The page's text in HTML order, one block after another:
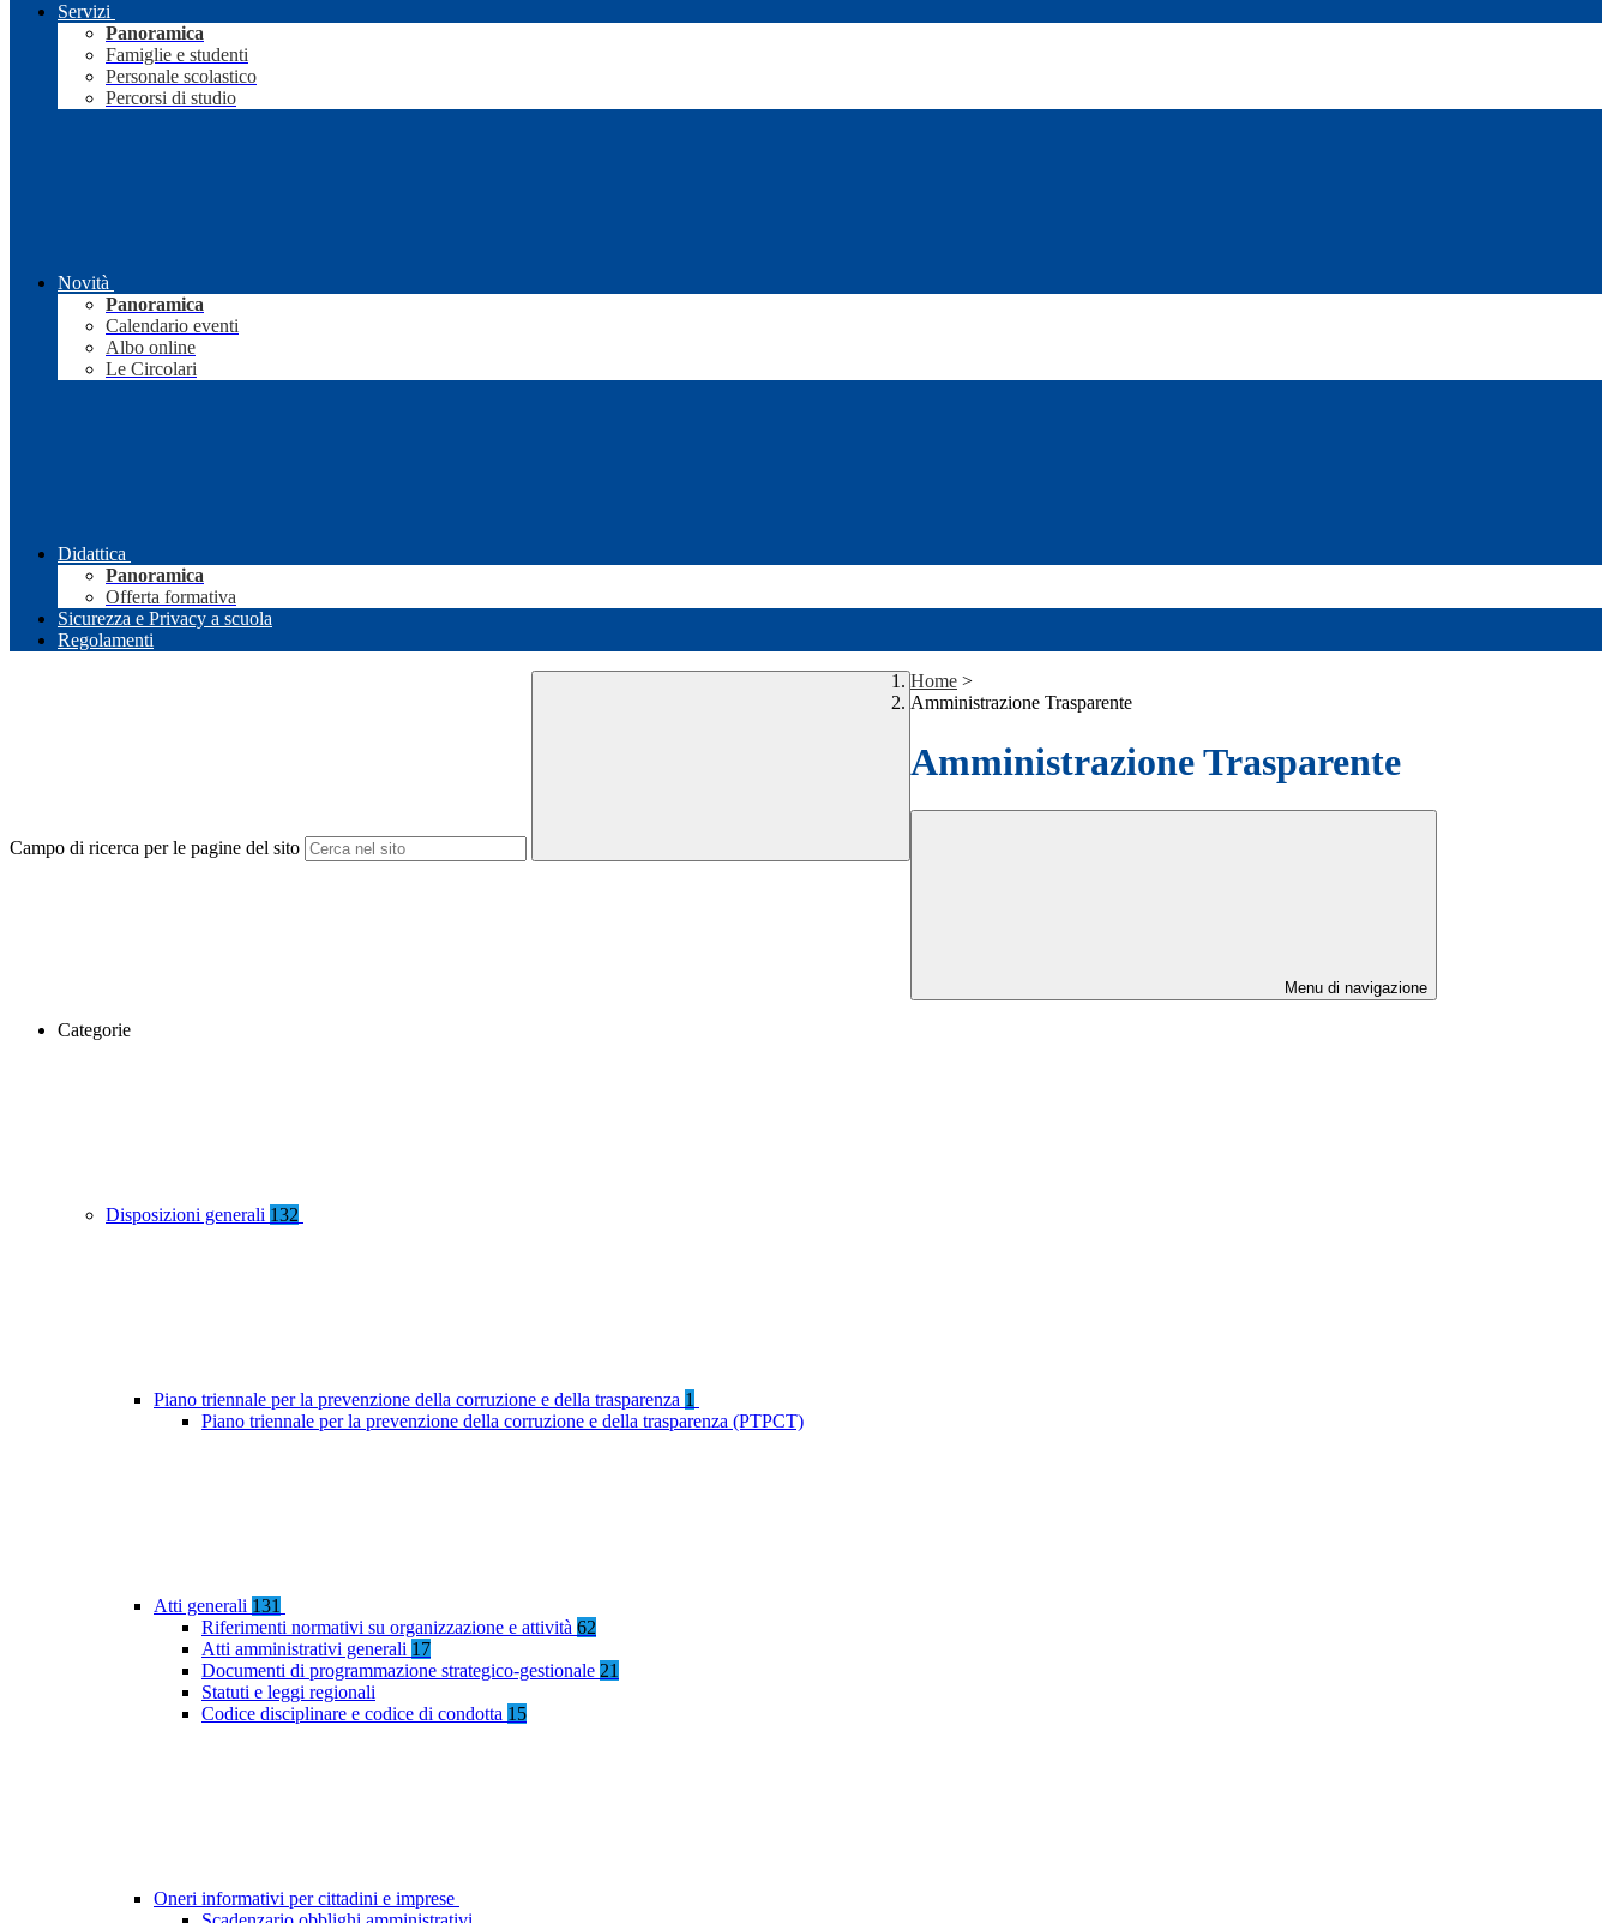
Servizi
Panoramica
Famiglie e studenti
Personale scolastico
Percorsi di studio
Novità
Panoramica
Calendario eventi
Albo online
Le Circolari
Didattica
Panoramica
Offerta formativa
Sicurezza e Privacy a scuola
Regolamenti
Campo di ricerca per le pagine del sito
Home >
Amministrazione Trasparente
Amministrazione Trasparente
Menu di navigazione
Categorie
Disposizioni generali 132
Piano triennale per la prevenzione della corruzione e della trasparenza 1
Piano triennale per la prevenzione della corruzione e della trasparenza (PTPCT)
Atti generali 131
Riferimenti normativi su organizzazione e attività 62
Atti amministrativi generali 17
Documenti di programmazione strategico-gestionale 21
Statuti e leggi regionali
Codice disciplinare e codice di condotta 15
Oneri informativi per cittadini e imprese